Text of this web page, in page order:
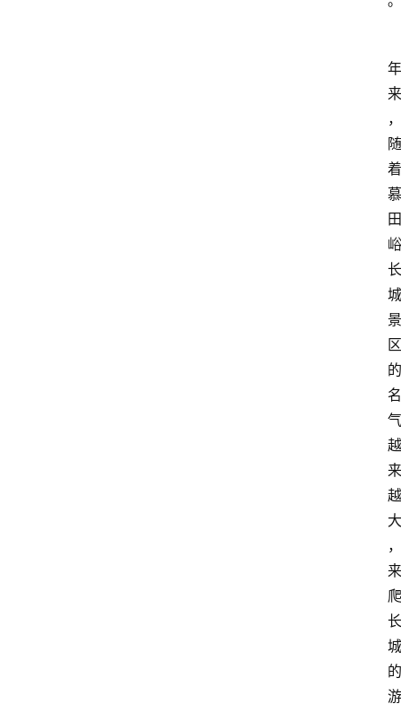
年
来
，
随
着
慕
田
峪
长
城
景
区
的
名
气
越
来
越
大
，
来
爬
长
城
的
游